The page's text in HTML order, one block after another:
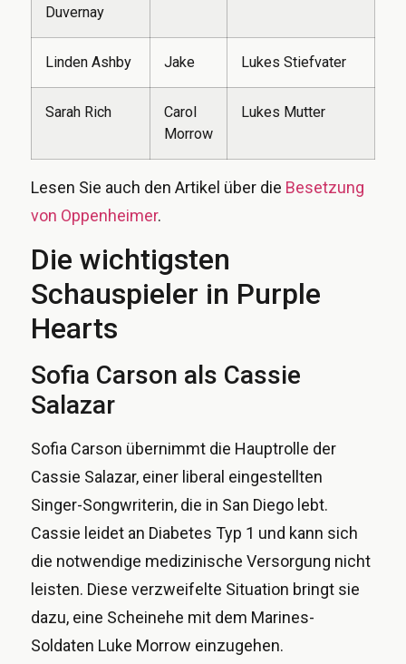
Duvernay
Linden Ashby Jake Lukes Stiefvater
Sarah Rich
Carol
Morrow
Lukes Mutter
Lesen Sie auch den Artikel über die Besetzung
von Oppenheimer.
Die wichtigsten
Schauspieler in Purple
Hearts
Sofia Carson als Cassie
Salazar
Sofia Carson übernimmt die Hauptrolle der
Cassie Salazar, einer liberal eingestellten
Singer-Songwriterin, die in San Diego lebt.
Cassie leidet an Diabetes Typ 1 und kann sich
die notwendige medizinische Versorgung nicht
leisten. Diese verzweifelte Situation bringt sie
dazu, eine Scheinehe mit dem Marines-
Soldaten Luke Morrow einzugehen.